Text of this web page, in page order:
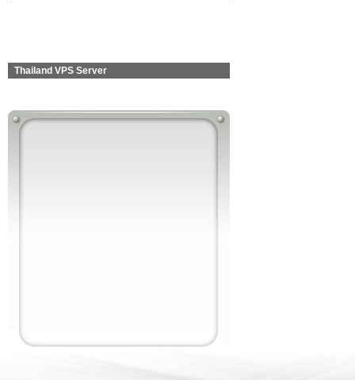
Thailand VPS Server